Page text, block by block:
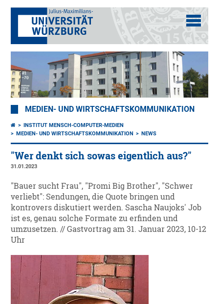
MEDIEN- UND WIRTSCHAFTSKOMMUNIKATION
INSTITUT MENSCH-COMPUTER-MEDIEN
MEDIEN- UND WIRTSCHAFTSKOMMUNIKATION
NEWS
"Wer denkt sich sowas eigentlich aus?"
31.01.2023
"Bauer sucht Frau", "Promi Big Brother", "Schwer
verliebt": Sendungen, die Quote bringen und
kontrovers diskutiert werden. Sascha Naujoks' Job
ist es, genau solche Formate zu erfinden und
umzusetzen. // Gastvortrag am 31. Januar 2023, 10-12
Uhr